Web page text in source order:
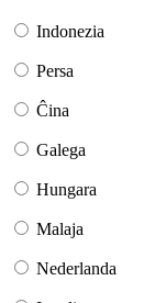
Indonezia
Persa
Ĉina
Galega
Hungara
Malaja
Nederlanda